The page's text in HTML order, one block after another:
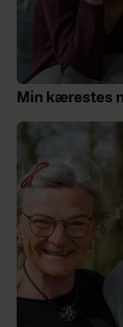
Min kærestes